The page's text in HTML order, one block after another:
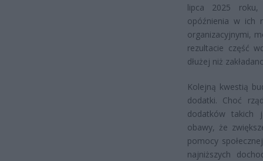
lipca 2025 roku,
opóźnienia w ich
organizacyjnymi,
rezultacie część
dłużej niż
Kolejną kwestią
dodatki. Choć
dodatków takich
obawy, że
pomocy
najniższych